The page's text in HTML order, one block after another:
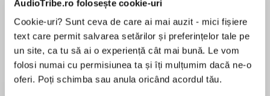
AudioTribe.ro folosește cookie-uri
Cookie-uri? Sunt ceva de care ai mai auzit - mici fișiere
text care permit salvarea setărilor și preferințelor tale pe
un site, ca tu să ai o experiență cât mai bună. Le vom
folosi numai cu permisiunea ta și îți mulțumim dacă ne-o
oferi. Poți schimba sau anula oricând acordul tău.
Desprecarte
Once-burned Todd Burke had no intention of
getting hitched to anyone. Having one